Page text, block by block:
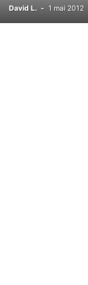
David L. - 1 mai 2012